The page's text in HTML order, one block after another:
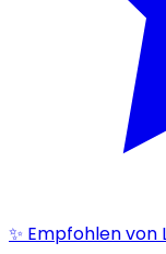
✨ Empfohlen von